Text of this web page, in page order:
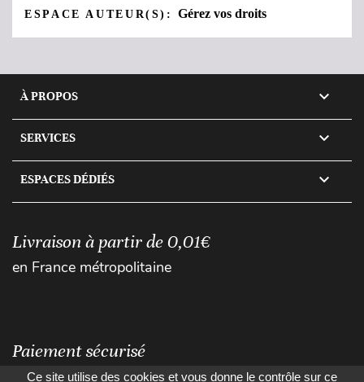
ESPACE AUTEUR(S):Gérez vos droits
À PROPOS 
SERVICES 
ESPACES DÉDIÉS 
Livraison à partir de 0,01€
en France métropolitaine
Paiement sécurisé
Ce site utilise des cookies et vous donne le contrôle sur ce